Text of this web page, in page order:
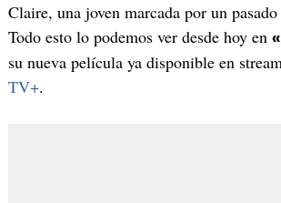
Claire, una joven marcada por un
Todo esto lo podemos ver desde hoy en
su nueva película ya disponible en
TV+.